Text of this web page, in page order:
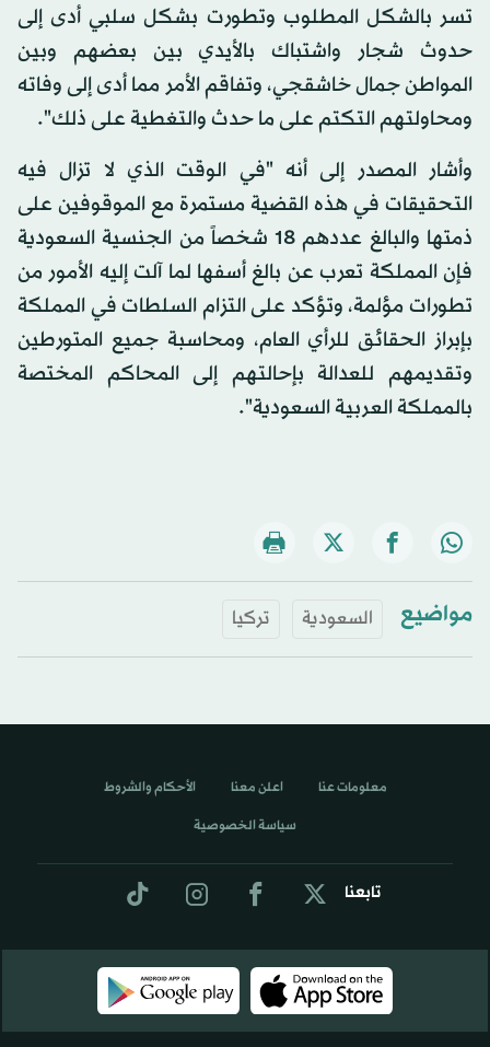
تسر بالشكل المطلوب وتطورت بشكل سلبي أدى إلى
حدوث شجار واشتباك بالأيدي بين بعضهم وبين
المواطن جمال خاشقجي، وتفاقم الأمر مما أدى إلى وفاته
ومحاولتهم التكتم على ما حدث والتغطية على ذلك".
وأشار المصدر إلى أنه "في الوقت الذي لا تزال فيه
التحقيقات في هذه القضية مستمرة مع الموقوفين على
ذمتها والبالغ عددهم 18 شخصاً من الجنسية السعودية
فإن المملكة تعرب عن بالغ أسفها لما آلت إليه الأمور من
تطورات مؤلمة، وتؤكد على التزام السلطات في المملكة
بإبراز الحقائق للرأي العام، ومحاسبة جميع المتورطين
وتقديمهم للعدالة بإحالتهم إلى المحاكم المختصة
بالمملكة العربية السعودية".
مواضيع السعودية تركيا
تابعنا
معلومات عنا اعلن معنا الأحكام والشروط
سياسة الخصوصية